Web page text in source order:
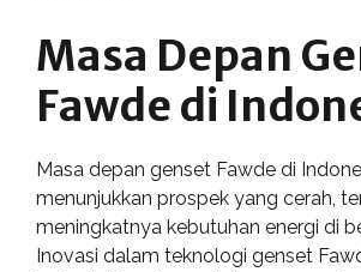
Masa Depan
Fawde di
Masa depan genset Fawde di
menunjukkan prospek yang cerah,
meningkatnya kebutuhan energi di
Inovasi dalam teknologi genset